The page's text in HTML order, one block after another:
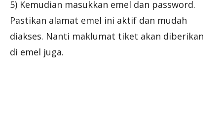
5) Kemudian masukkan emel dan password.
Pastikan alamat emel ini aktif dan mudah
diakses. Nanti maklumat tiket akan diberikan
di emel juga.